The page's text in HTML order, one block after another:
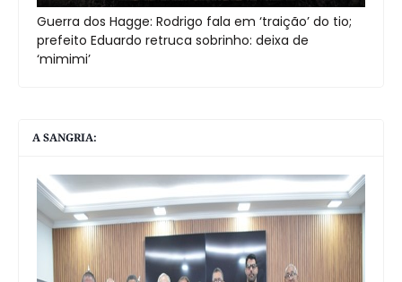
Guerra dos Hagge: Rodrigo fala em ‘traição’ do tio;
prefeito Eduardo retruca sobrinho: deixa de
‘mimimi’
A SANGRIA: